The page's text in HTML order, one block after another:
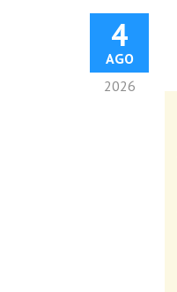
4
AGO
2026